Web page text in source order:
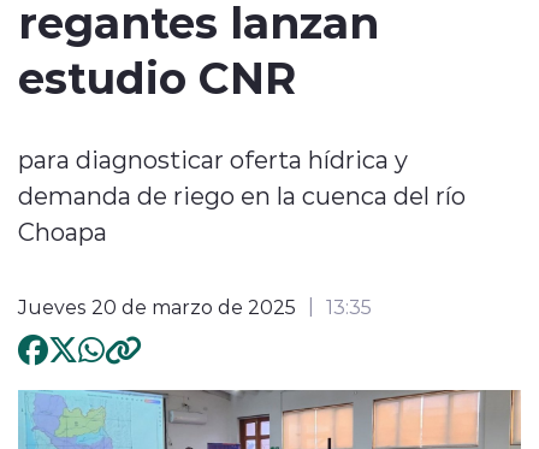
regantes lanzan
estudio CNR
para diagnosticar oferta hídrica y
demanda de riego en la cuenca del río
Choapa
Jueves 20 de marzo de 2025 13:35